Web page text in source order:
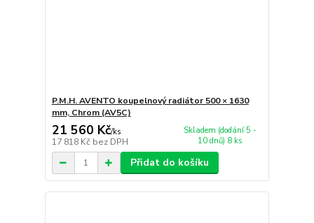
P.M.H. AVENTO koupelnový radiátor 500 × 1630
mm, Chrom (AV5C)
21 560 Kč/ks
17 818 Kč bez DPH
Skladem (dodání 5 -
10 dnů) 8 ks
Přidat do košíku